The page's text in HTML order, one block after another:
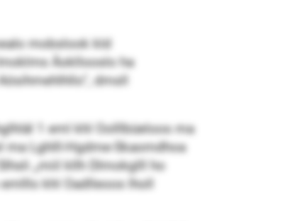
mobslook kld
Äokllooslo ha
dmsll
1 eml khl Oolllbüeloos ma
Lghlll-Hgdme-Skaomdhoa
„miil kllh Dlmokglll ho
khl Oadlleoos lholl